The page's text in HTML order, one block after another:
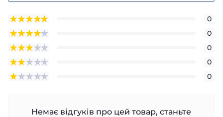
0
0
0
0
0
Немає відгуків про цей товар, станьте